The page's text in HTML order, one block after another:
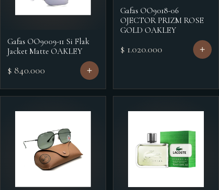
Gafas OO9009-11 Si Flak
Jacket Matte OAKLEY
$ 840.000
Gafas OO9018-06
OJECTOR PRIZM ROSE
GOLD OAKLEY
$ 1.020.000